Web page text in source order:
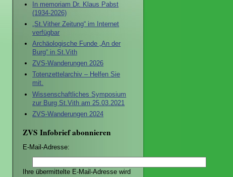
In memoriam Dr. Klaus Pabst
(1934-2026)
„St.Vither Zeitung“ im Internet
verfügbar
Archäologische Funde „An der
Burg“ in St.Vith
ZVS-Wanderungen 2026
Totenzettelarchiv – Helfen Sie
mit.
Wissenschaftliches Symposium
zur Burg St.Vith am 25.03.2021
ZVS-Wanderungen 2024
ZVS Infobrief abonnieren
E-Mail-Adresse:
Ihre übermittelte E-Mail-Adresse wird